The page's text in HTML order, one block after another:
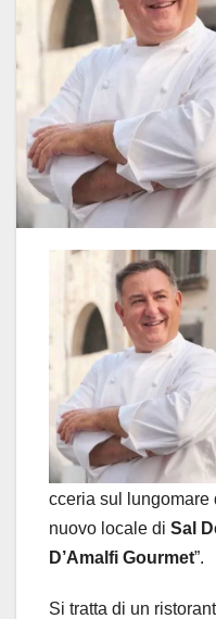
cceria sul lungomare
nuovo locale di Sal
D’Amalfi Gourmet”.
Si tratta di un